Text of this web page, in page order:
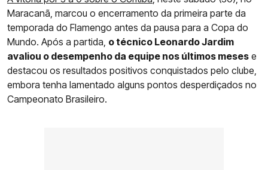
Maracanã, marcou o encerramento da primeira parte da
temporada do Flamengo antes da pausa para a Copa do
Mundo. Após a partida, o técnico Leonardo Jardim
avaliou o desempenho da equipe nos últimos meses e
destacou os resultados positivos conquistados pelo clube,
embora tenha lamentado alguns pontos desperdiçados no
Campeonato Brasileiro.